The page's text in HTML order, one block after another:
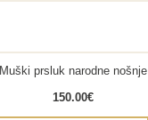
Muški prsluk narodne nošnje
150.00€